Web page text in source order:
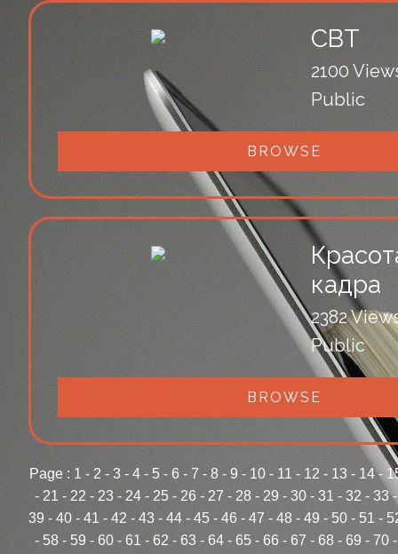
CBT
2100
Public
BROWSE
кадра
2382
Public
BROWSE
Page : 1 - 2 - 3- 4- 5- 6 - 7 - 8- 9 - 10- 11 - 12 - 13- 14-
- 21 - 22 - 23- 24- 25- 26 - 27 - 28- 29 - 30- 31 - 32 - 33
39 - 40 - 41 - 42 - 43 - 44 - 45 - 46 - 47 - 48 - 49 - 50 - 51 -
- 58- 59 - 60- 61 - 62 - 63- 64- 65- 66 - 67 - 68 - 69 - 70